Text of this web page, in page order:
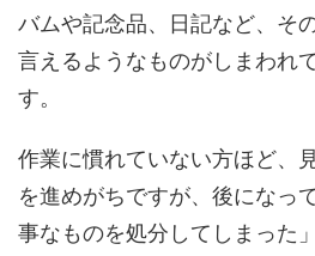
バムや記念品、日記など、そ
言えるようなものがしまわれ
す。
作業に慣れていない方ほど、
を進めがちですが、後になっ
事なものを処分してしまった